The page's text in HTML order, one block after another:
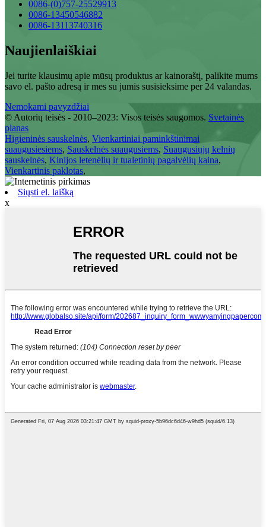
0086-(0)757-25529913
0086-13450546882
0086-13113740316
Naujienlaiškiai
Jei turite klausimų apie mūsų produktus ar kainoraštį, palikite mums
savo el. pašto adresą ir mes su jumis susisieksime per 24 valandas.
Nemokami pavyzdžiai
© Autorių teisės - 2010–2023: Visos teisės saugomos. Svetainės
planas
Higieninės sauskelnės, Vienkartiniai paminkštinimai
suaugusiesiems, Sauskelnės suaugusiems, Suaugusiųjų kelnių
sauskelnės, Kinijos letenėlių ir tualetinių pagalvėlių kaina,
Vienkartinis paklotas,
Siųsti el. laišką
x